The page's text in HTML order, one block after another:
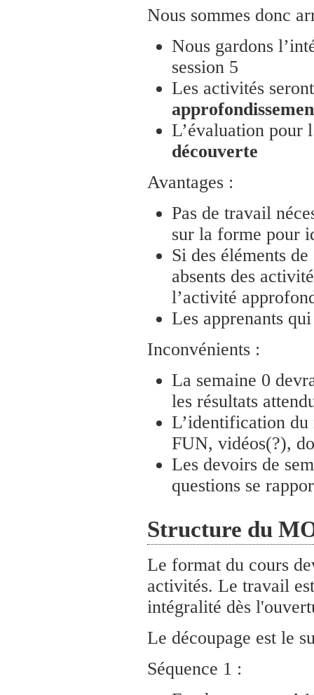
Nous sommes donc
Nous gardons
session 5
Les activités
L’évaluation pour
découverte
Avantages :
Pas de travail
sur la forme pour
Si des éléments
absents des
l’activité
Les apprenants
Inconvénients :
La semaine 0
les résultats
L’identification du
FUN, vidéos(?),
Les devoirs de
questions se
Structure du
Le format du cours
activités. Le travail
intégralité dès
Le découpage est le
Séquence 1 :